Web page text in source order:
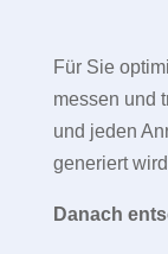
Für Sie
messen und
und jeden
generiert
Danach